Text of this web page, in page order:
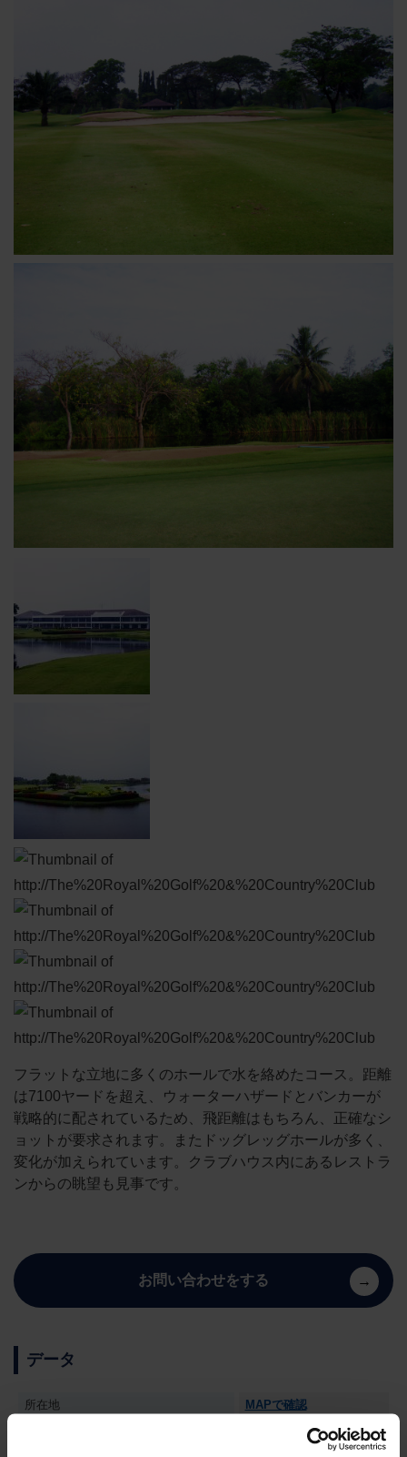
フラットな立地に多くのホールで水を絡めたコース。距離
は7100ヤードを超え、ウォーターハザードとバンカーが
戦略的に配されているため、飛距離はもちろん、正確なシ
ョットが要求されます。またドッグレッグホールが多く、
変化が加えられています。クラブハウス内にあるレストラ
ンからの眺望も見事です。
お問い合わせをする
データ
所在地 MAPで確認
7,048ヤード